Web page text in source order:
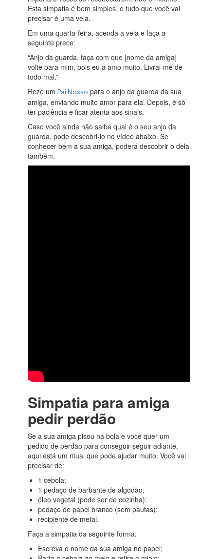
Esta simpatia é bem simples, e tudo que você vai
precisar é uma vela.
Em uma quarta-feira, acenda a vela e faça a
seguinte prece:
“Anjo da guarda, faça com que [nome da amiga]
volte para mim, pois eu a amo muito. Livrai-me de
todo mal.”
Reze umPai Nosso para o anjo da guarda da sua
amiga, enviando muito amor para ela. Depois, é só
ter paciência e ficar atenta aos sinais.
Caso você ainda não saiba qual é o seu anjo da
guarda, pode descobri-lo no vídeo abaixo. Se
conhecer bem a sua amiga, poderá descobrir o dela
também.
Simpatia para amiga
pedir perdão
Se a sua amiga pisou na bola e você quer um
pedido de perdão para conseguir seguir adiante,
aqui está um ritual que pode ajudar muito. Você vai
precisar de:
1 cebola;
1 pedaço de barbante de algodão;
óleo vegetal (pode ser de cozinha);
pedaço de papel branco (sem pautas);
recipiente de metal.
Faça a simpatia da seguinte forma:
Escreva o nome da sua amiga no papel;